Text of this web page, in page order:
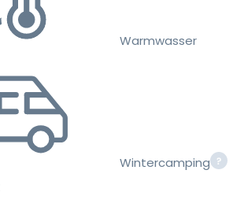
Warmwasser
Wintercamping